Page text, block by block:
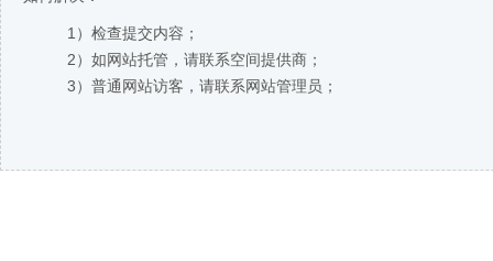
1）检查提交内容；
2）如网站托管，请联系空间提供商；
3）普通网站访客，请联系网站管理员；